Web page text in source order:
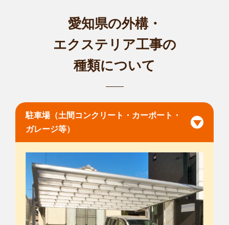
愛知県の外構・
エクステリア工事の
種類について
駐車場（土間コンクリート・カーポート・
ガレージ等）